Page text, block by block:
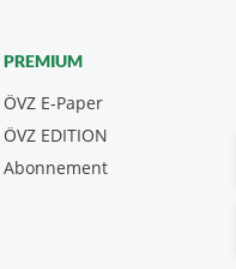
PREMIUM
ÖVZ E-Paper
Abonnement
ÖVZ EDITION